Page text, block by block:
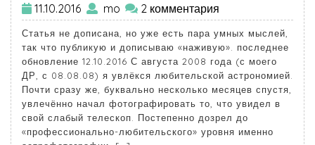
11.10.2016 mo 2 комментария
Статья не дописана, но уже есть пара умных мыслей,
так что публикую и дописываю «наживую». последнее
обновление 12.10.2016 С августа 2008 года (с моего
ДР, с 08.08.08) я увлёкся любительской астрономией.
Почти сразу же, буквально несколько месяцев спустя,
увлечённо начал фотографировать то, что увидел в
свой слабый телескоп. Постепенно дозрел до
«профессионально-любительского» уровня именно